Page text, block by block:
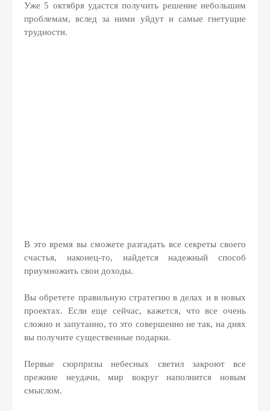
Уже 5 октября удастся получить решение небольшим
проблемам, вслед за ними уйдут и самые гнетущие
трудности.
В это время вы сможете разгадать все секреты своего
счастья, наконец-то, найдется надежный способ
приумножить свои доходы.
Вы обретете правильную стратегию в делах и в новых
проектах. Если еще сейчас, кажется, что все очень
сложно и запутанно, то это совершенно не так, на днях
вы получите существенные подарки.
Первые сюрпризы небесных светил закроют все
прежние неудачи, мир вокруг наполнится новым
смыслом.